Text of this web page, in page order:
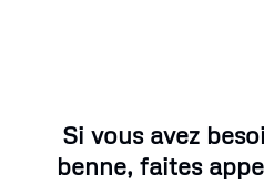
Si vous avez
benne, faites